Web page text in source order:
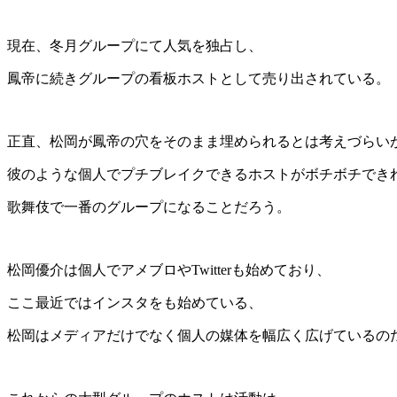
現在、冬月グループにて人気を独占し、
鳳帝に続きグループの看板ホストとして売り出されている。
正直、松岡が鳳帝の穴をそのまま埋められるとは考えづらい
彼のような個人でプチブレイクできるホストがボチボチでき
歌舞伎で一番のグループになることだろう。
松岡優介は個人でアメブロやTwitterも始めており、
ここ最近ではインスタをも始めている、
松岡はメディアだけでなく個人の媒体を幅広く広げているの